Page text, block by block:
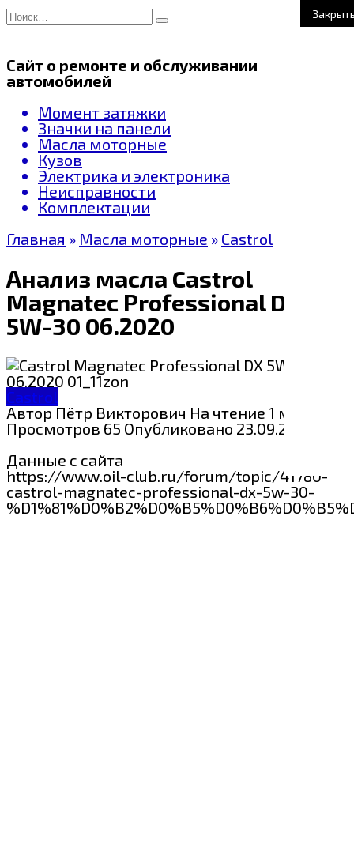
Перейти
к
Search
for:
Сайт о ремонте и обслуживании
автомобилей
Момент затяжки
Значки на панели
Масла моторные
Кузов
Электрика и электроника
Неисправности
Комплектации
Главная » Масла моторные » Castrol
Анализ масла Castrol
Magnatec Professional DX
5W-30 06.2020
Castrol
АвторПётр Викторович На чтение 1 мин
Просмотров 65 Опубликовано 23.09.2024
Данные с сайта
https://www.oil-club.ru/forum/topic/41780-
castrol-magnatec-professional-dx-5w-30-